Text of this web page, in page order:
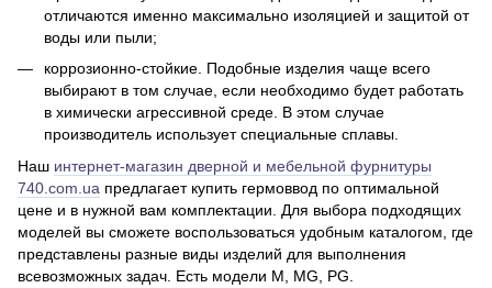
отличаются именно максимально изоляцией и защитой от
воды или пыли;
коррозионно-стойкие. Подобные изделия чаще всего
выбирают в том случае, если необходимо будет работать
в химически агрессивной среде. В этом случае
производитель использует специальные сплавы.
Наш интернет-магазин дверной и мебельной фурнитуры
740.com.ua предлагает купить гермоввод по оптимальной
цене и в нужной вам комплектации. Для выбора подходящих
моделей вы сможете воспользоваться удобным каталогом, где
представлены разные виды изделий для выполнения
всевозможных задач. Есть модели M, MG, PG.